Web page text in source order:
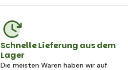
Schnelle Lieferung aus dem
Lager
Die meisten Waren haben wir auf